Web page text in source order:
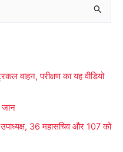
वाहन, परीक्षण का यह वीडियो
जान
36 महासचिव और 107 को